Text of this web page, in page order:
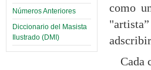
Números Anteriores
Diccionario del Masista
Ilustrado (DMI)
como
Cada